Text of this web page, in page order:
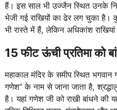
हैं। इस साल भी उज्जैन स्थित उनके
भेजी गई राखियों का ढेर लग चुका है।
भी रास्ते में हैं, लेकिन अधिकांश
15 फीट ऊंची प्रतिमा को
महाकाल मंदिर के समीप स्थित भगवान
गणेश” के नाम से जाना जाता है,
है। यहां गणेश जी को राखी बांधने की